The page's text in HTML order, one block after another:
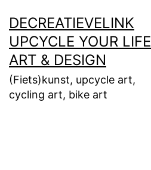
naar
de
inhoud
DECREATIEVELINK
UPCYCLE YOUR LIFE
ART & DESIGN
(Fiets)kunst, upcycle art,
cycling art, bike art